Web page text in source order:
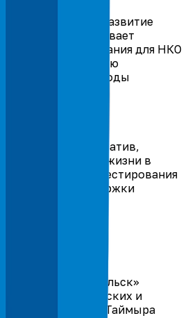
объёмов
делает развитие
ограничивает
планирования для НКО
устойчивую
в периоды
значимых инициатив,
качества жизни в
путём инвестирования
для поддержки
проекта
Фонда «Наш Норильск»
некоммерческих и
Норильска и Таймыра